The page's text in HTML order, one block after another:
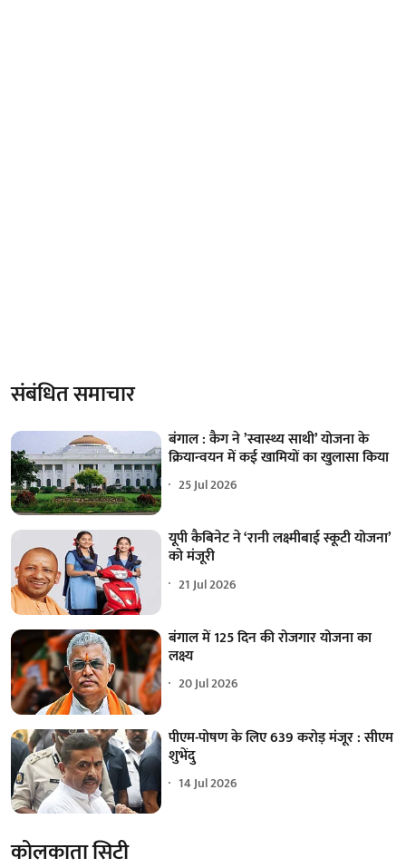
संबंधित समाचार
बंगाल : कैग ने ’स्वास्थ्य साथी’ योजना के
क्रियान्वयन में कई खामियों का खुलासा किया
25 Jul 2026
यूपी कैबिनेट ने ‘रानी लक्ष्मीबाई स्कूटी योजना’
को मंजूरी
21 Jul 2026
बंगाल में 125 दिन की रोजगार योजना का
लक्ष्य
20 Jul 2026
पीएम-पोषण के लिए 639 करोड़ मंजूर : सीएम
शुभेंदु
14 Jul 2026
कोलकाता सिटी